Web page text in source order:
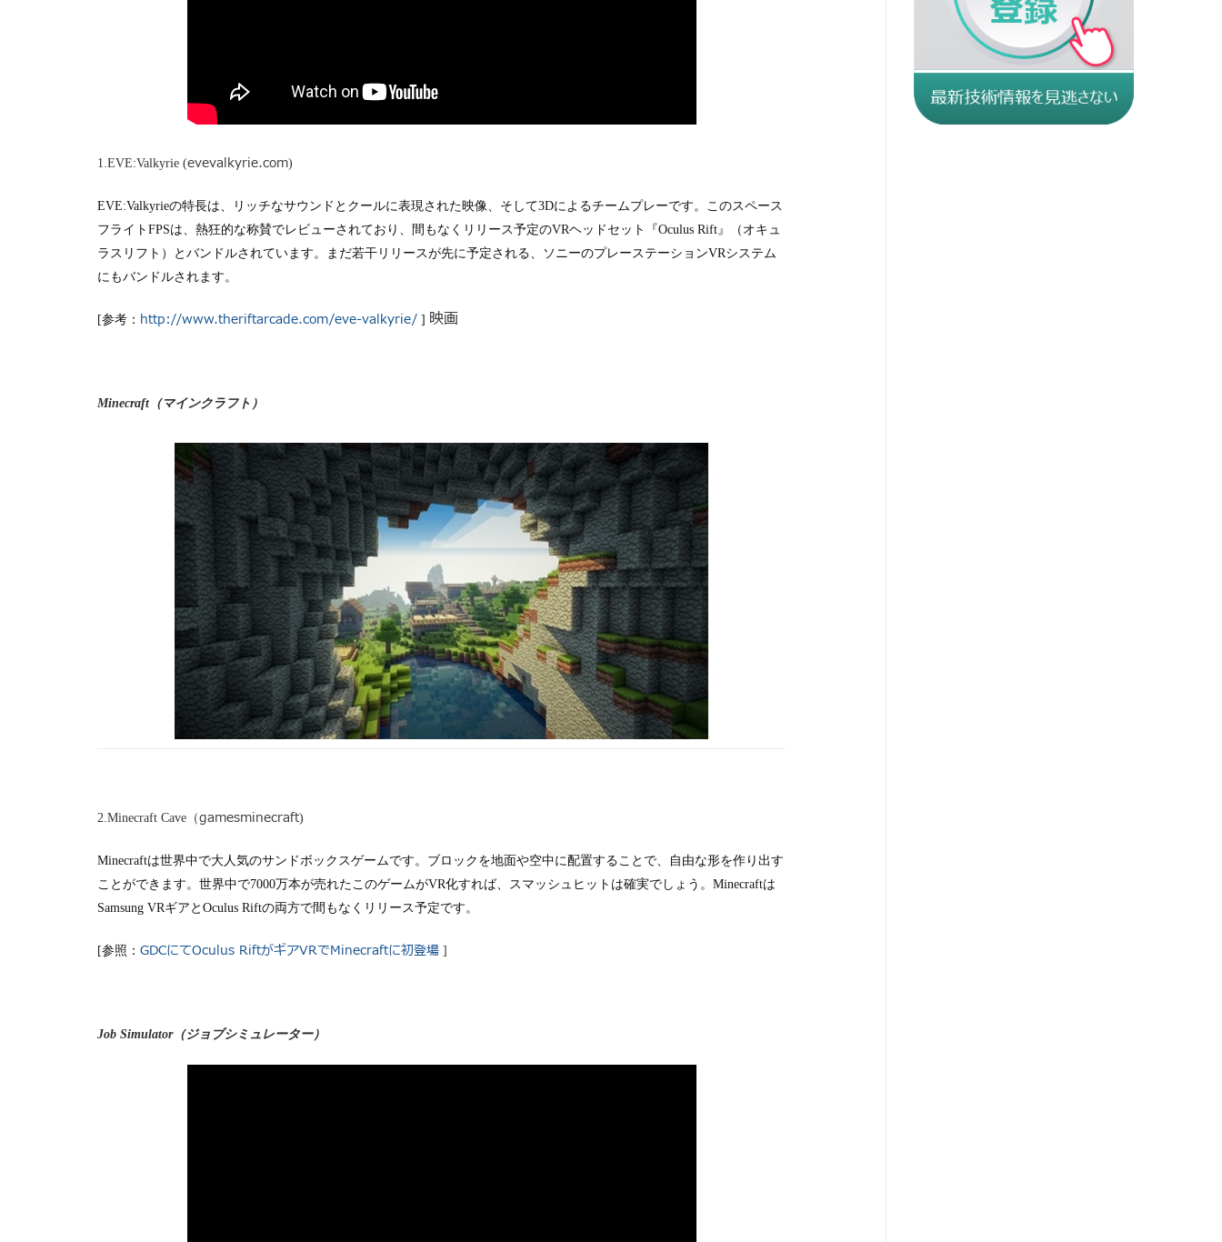
1.EVE:Valkyrie (evevalkyrie.com)
EVE:Valkyrieの特長は、リッチなサウンドとクールに表現された映像、そして3Dによるチームプレーです。このスペース
フライトFPSは、熱狂的な称賛でレビューされており、間もなくリリース予定のVRヘッドセット『Oculus Rift』（オキュ
ラスリフト）とバンドルされています。まだ若干リリースが先に予定される、ソニーのプレーステーションVRシステム
にもバンドルされます。
[参考： http://www.theriftarcade.com/eve-valkyrie/ ] 映画
Minecraft（マインクラフト）
2.Minecraft Cave（gamesminecraft)
Minecraftは世界中で大人気のサンドボックスゲームです。 ブロックを地面や空中に配置することで、自由な形を作り出す
ことができます。世界中で7000万本が売れたこのゲームがVR化すれば、スマッシュヒットは確実でしょう。Minecraftは
Samsung VRギアとOculus Riftの両方で間もなくリリース予定です。
[参照：GDCにてOculus RiftがギアVRでMinecraftに初登場 ]
Job Simulator（ジョブシミュレーター）